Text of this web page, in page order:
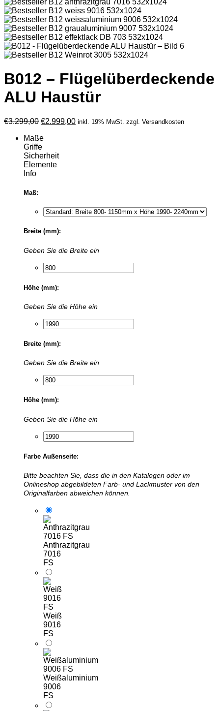
B012 – Flügelüberdeckende
ALU Haustür
€3.299,00 Ursprünglicher
war:
€3.299,00
€2.999,00Aktueller
inkl. 19% MwSt. zzgl. Versandkosten
Maße
Griffe
Sicherheit
Elemente
Info
Maß:
Breite (mm):
Geben Sie die Breite ein
Höhe (mm):
Geben Sie die Höhe ein
Breite (mm):
Geben Sie die Breite ein
Höhe (mm):
Geben Sie die Höhe ein
Farbe Außenseite:
Bitte beachten Sie, dass die in den Katalogen oder im
Onlineshop abgebildeten Farb- und Lackmuster von den
Originalfarben abweichen können.
Anthrazitgrau
7016
FS
Weiß
9016
FS
Weißaluminium
9006
FS